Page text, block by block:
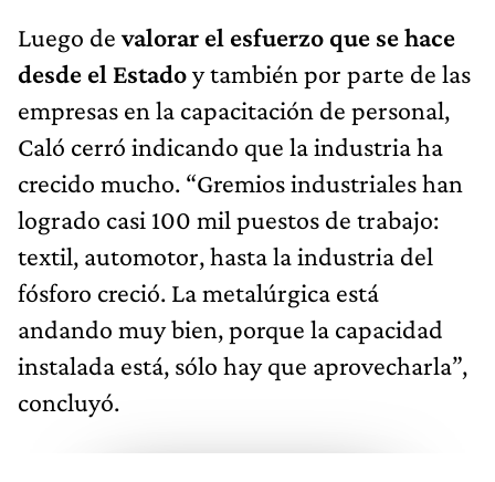
Luego devalorar el esfuerzo que se hace
desde el Estadoy también por parte de las
empresas en la capacitación de personal,
Caló cerró indicando que la industria ha
crecido mucho. “Gremios industriales han
logrado casi 100 mil puestos de trabajo:
textil, automotor, hasta la industria del
fósforo creció. La metalúrgica está
andando muy bien, porque la capacidad
instalada está, sólo hay que aprovecharla”,
concluyó.